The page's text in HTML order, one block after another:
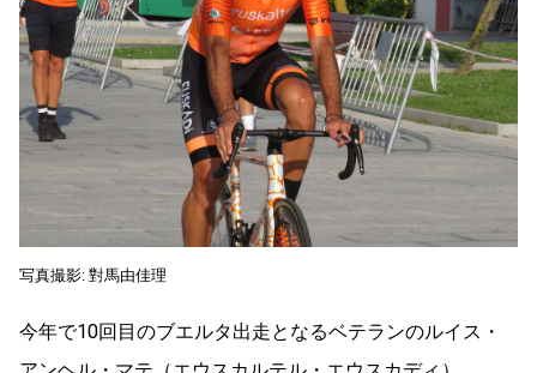
写真撮影: 對馬由佳理
今年で10回目のブエルタ出走となるベテランのルイス・